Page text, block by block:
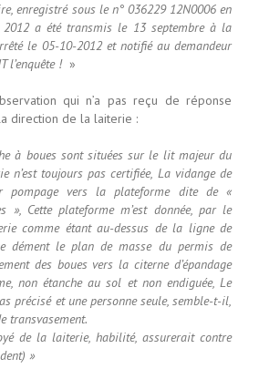
enregistré sous le n° 036229 12N0006 en
a été transmis le 13 septembre à la
le 05-10-2012 et notifié au demandeur
l’enquête !»
qui n’a pas reçu de réponse
direction de la laiterie :
à boues sont situées sur le lit majeur du
n’est toujours pas certifiée, La vidange de
vers la plateforme dite de «
», Cette plateforme m’est donnée, par le
comme étant au-dessus de la ligne de
dément le plan de masse du permis de
des boues vers la citerne d’épandage
non étanche au sol et non endiguée, Le
précisé et une personne seule, semble-t-il,
transvasement.
de la laiterie, habilité, assurerait contre
»